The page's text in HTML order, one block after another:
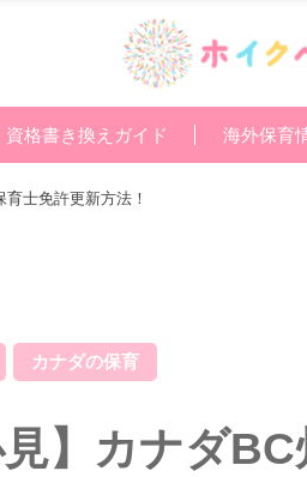
資格書き換えガイド 海外保育
育士免許更新方法！
カナダの保育
見】カナダ